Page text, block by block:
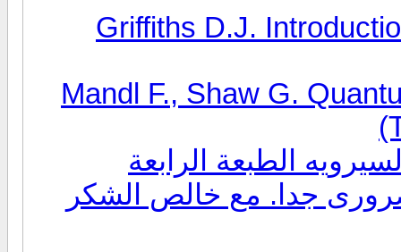
Griffiths D.J.
Mandl F., Shaw G.
الطبعة الرابعة
ضرورى جدا. مع خالص الشكر